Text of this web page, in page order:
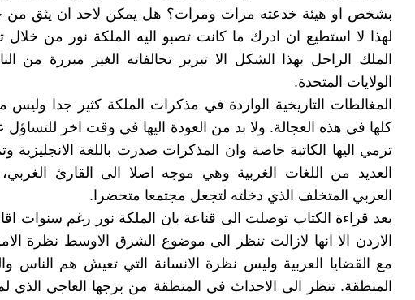
بشخص او هيئة خدعته مرات ومرات؟ هل يمكن لاحد ان يثق من
لهذا لا استطيع ان ادرك ما كانت تصبو اليه الملكة نور من خلال
الملك الراحل بهذا الشكل الا تبرير تحالفاته الغير مبررة من
الولايات المتحدة.
المغالطات التاريخية الواردة في مذكرات الملكة كثير جدا
كلها في هذه العجالة. ولا بد من العودة اليها في وقت اخر للتساؤل
ترمي اليها الكاتبة خاصة وان المذكرات صدرت باللغة الانجليزية
العديد من اللغات الغربية وهي موجه اصلا الى القارئ
العربي المتخلف الذي دخلته لتجعل مجتمعا متحضرا.
بعد قراءة الكتاب توصلت الى قناعة بان الملكة نور رغم سنوات
الاردن الا انها لازالت تنظر الى موضوع الشرق الاوسط نظرة
مع القضايا العربية وليس نظرة الانسانة التي تعيش هم الناس
المنطقة. تنظر الى الاحداث في المنطقة من برجها العاجي الذي